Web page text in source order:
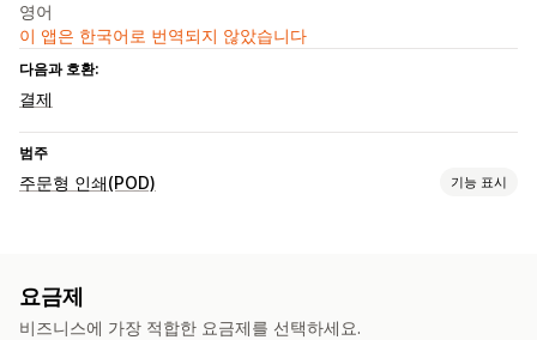
영어
이 앱은 한국어로 번역되지 않았습니다
다음과 호환:
결제
범주
주문형 인쇄(POD) 기능 표시
제품
요금제
비즈니스에 가장 적합한 요금제를 선택하세요.